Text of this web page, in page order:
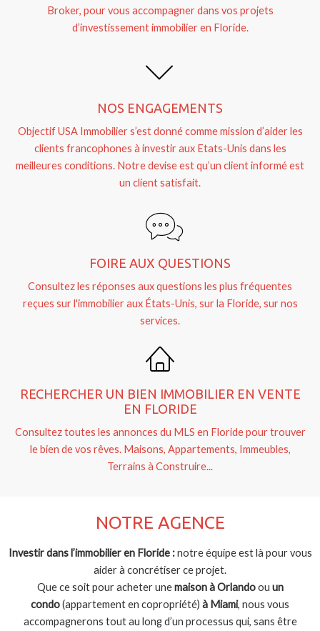
Broker, pour vous accompagner dans vos projets
d’investissement immobilier en Floride.
NOS ENGAGEMENTS
Objectif USA Immobilier s’est donné comme mission d’aider les
clients francophones à investir aux Etats-Unis dans les
meilleures conditions. Notre devise est qu’un client informé est
un client satisfait.
FOIRE AUX QUESTIONS
Consultez les réponses aux questions les plus fréquentes
reçues sur l'immobilier aux États-Unis, sur la Floride, sur nos
services.
RECHERCHER UN BIEN IMMOBILIER EN VENTE
EN FLORIDE
Consultez toutes les annonces du MLS en Floride pour trouver
le bien de vos rêves. Maisons, Appartements, Immeubles,
Terrains à Construire...
NOTRE AGENCE
Investir dans l’immobilier en Floride :notre équipe est là pour vous
aider à concrétiser ce projet.
Que ce soit pour acheter unemaison à Orlandoou un
condo(appartement en copropriété) à Miami, nous vous
accompagnerons tout au long d’un processus qui, sans être